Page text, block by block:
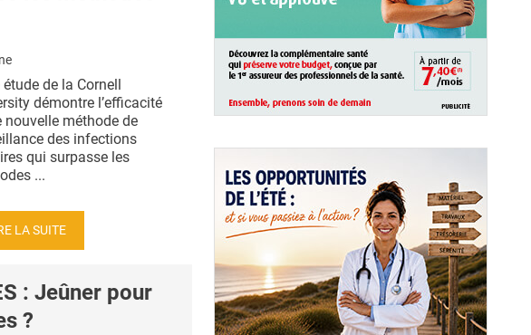
étude de la Cornell
démontre l’efficacité
nouvelle méthode de
des infections
qui surpasse les
...
LA SUITE
: Jeûner pour
?